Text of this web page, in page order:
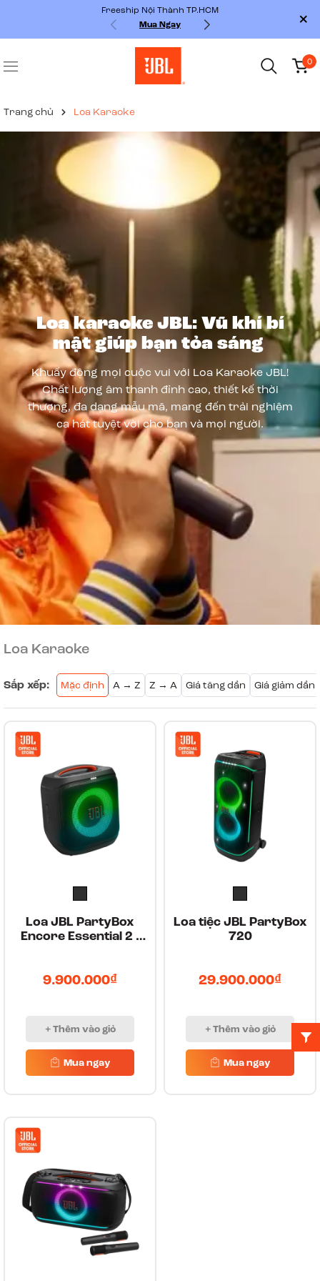
Freeship Nội Thành TP.HCM
Mua Ngay
0
Trang chủ Loa Karaoke
Loa karaoke JBL: Vũ khí bí
mật giúp bạn tỏa sáng
Khuấy động mọi cuộc vui với Loa Karaoke JBL!
Chất lượng âm thanh đỉnh cao, thiết kế thời
thượng, đa dạng mẫu mã, mang đến trải nghiệm
ca hát tuyệt vời cho bạn và mọi người.
Loa Karaoke
Sắp xếp: Mặc định A → Z Z → A Giá tăng dần Giá giảm dần
Loa JBL PartyBox
Encore Essential 2 -
9.900.000₫
+ Thêm vào giỏ
Mua ngay
Loa tiệc JBL PartyBox
720
29.900.000₫
+ Thêm vào giỏ
Mua ngay